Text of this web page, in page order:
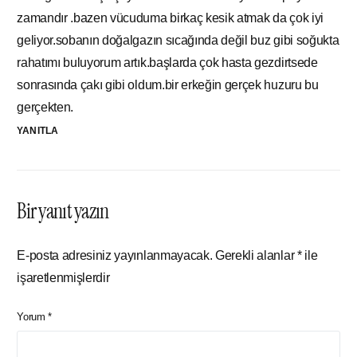
zamandır .bazen vücuduma birkaç kesik atmak da çok iyi
geliyor.sobanın doğalgazın sıcağında değil buz gibi soğukta
rahatımı buluyorum artık.başlarda çok hasta gezdirtsede
sonrasında çakı gibi oldum.bir erkeğin gerçek huzuru bu
gerçekten.
YANITLA
Bir yanıt yazın
E-posta adresiniz yayınlanmayacak. Gerekli alanlar*ile
işaretlenmişlerdir
Yorum*